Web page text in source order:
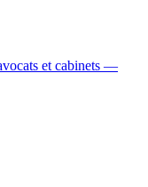
et cabinets —